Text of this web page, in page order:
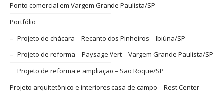
Ponto comercial em Vargem Grande Paulista/SP
Portfólio
Projeto de chácara – Recanto dos Pinheiros – Ibiúna/SP
Projeto de reforma – Paysage Vert – Vargem Grande Paulista/SP
Projeto de reforma e ampliação – São Roque/SP
Projeto arquitetônico e interiores casa de campo – Rest Center